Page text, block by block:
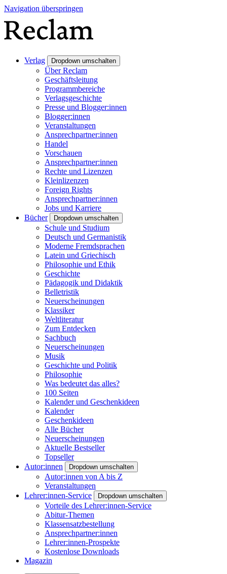
Navigation überspringen
Verlag Dropdown umschalten
Über Reclam
Geschäftsleitung
Programmbereiche
Verlagsgeschichte
Presse und Blogger:innen
Blogger:innen
Veranstaltungen
Ansprechpartner:innen
Handel
Vorschauen
Ansprechpartner:innen
Rechte und Lizenzen
Kleinlizenzen
Foreign Rights
Ansprechpartner:innen
Jobs und Karriere
Bücher
Dropdown umschalten
Schule und Studium
Deutsch und Germanistik
Moderne Fremdsprachen
Latein und Griechisch
Philosophie und Ethik
Geschichte
Pädagogik und Didaktik
Belletristik
Neuerscheinungen
Klassiker
Weltliteratur
Zum Entdecken
Sachbuch
Neuerscheinungen
Musik
Geschichte und Politik
Philosophie
Was bedeutet das alles?
100 Seiten
Kalender und Geschenkideen
Kalender
Geschenkideen
Alle Bücher
Neuerscheinungen
Aktuelle Bestseller
Topseller
Autor:innen
Dropdown umschalten
Autor:innen von A bis Z
Veranstaltungen
Lehrer:innen-Service
Dropdown umschalten
Vorteile des Lehrer:innen-Service
Abitur-Themen
Klassensatzbestellung
Ansprechpartner:innen
Lehrer:innen-Prospekte
Kostenlose Downloads
Magazin